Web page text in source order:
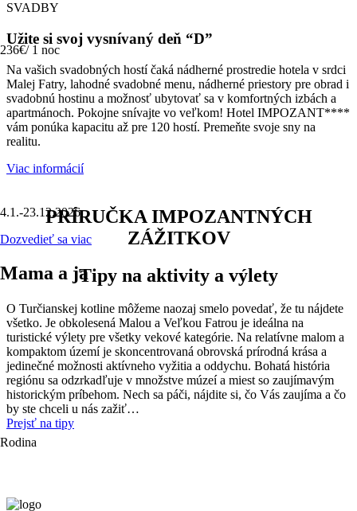
236€/ 1 noc
4.1.-23.12.2026
Dozvedieť sa viac
Mama a ja
Rodina
SVADBY
Užite si svoj vysnívaný deň “D”
Na vašich svadobných hostí čaká nádherné prostredie hotela v srdci
Malej Fatry, lahodné svadobné menu, nádherné priestory pre obrad i
svadobnú hostinu a možnosť ubytovať sa v komfortných izbách a
apartmánoch. Pokojne snívajte vo veľkom! Hotel IMPOZANT****
vám ponúka kapacitu až pre 120 hostí. Premeňte svoje sny na
realitu.
Viac informácií
PRÍRUČKA IMPOZANTNÝCH
ZÁŽITKOV
Tipy na aktivity a výlety
O Turčianskej kotline môžeme naozaj smelo povedať, že tu nájdete
všetko. Je obkolesená Malou a Veľkou Fatrou je ideálna na
turistické výlety pre všetky vekové kategórie. Na relatívne malom a
kompaktom území je skoncentrovaná obrovská prírodná krása a
jedinečné možnosti aktívneho vyžitia a oddychu. Bohatá história
regiónu sa odzrkadľuje v množstve múzeí a miest so zaujímavým
historickým príbehom. Nech sa páči, nájdite si, čo Vás zaujíma a čo
by ste chceli u nás zažiť…
Prejsť na tipy